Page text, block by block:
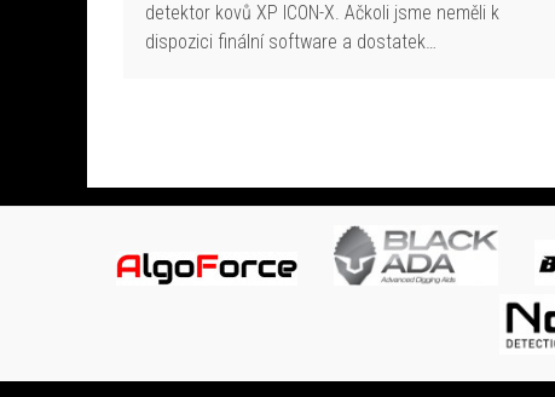
detektor kovů XP ICON-X. Ačkoli jsme neměli k
dispozici finální software a dostatek…